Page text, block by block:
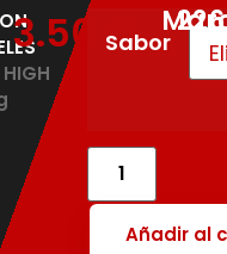
3.50 €
Sabor
Añadir al